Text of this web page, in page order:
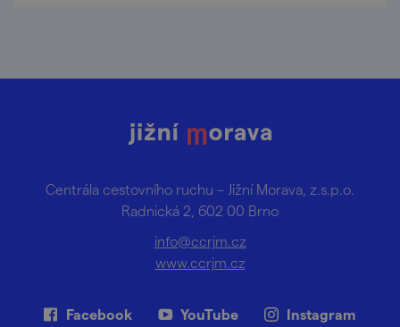
Centrála cestovního ruchu – Jižní Morava, z.s.p.o.
Radnická 2, 602 00 Brno
info@ccrjm.cz
www.ccrjm.cz
Facebook YouTube Instagram